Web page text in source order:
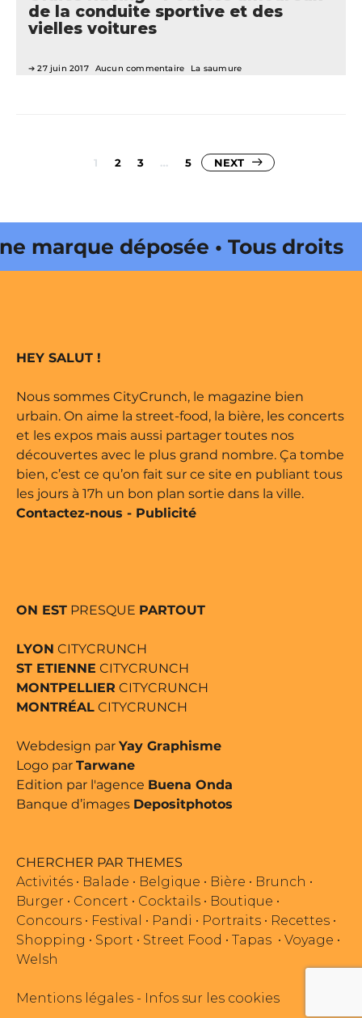
de la conduite sportive et des
vielles voitures
27 juin 2017 Aucun commentaire La saumure
Pagination
1 2 3 … 5 NEXT
déposée • Tous droits
par Buena Onda Web •
HEY SALUT !
Nous sommes CityCrunch, le magazine bien
urbain. On aime la street-food, la bière, les concerts
et les expos mais aussi partager toutes nos
découvertes avec le plus grand nombre. Ça tombe
bien, c’est ce qu’on fait sur ce site en publiant tous
les jours à 17h un bon plan sortie dans la ville.
Contactez-nous - Publicité
ON EST PRESQUE PARTOUT
LYON CITYCRUNCH
ST ETIENNE CITYCRUNCH
MONTPELLIER CITYCRUNCH
MONTRÉAL CITYCRUNCH
Webdesign par Yay Graphisme
Logo par Tarwane
Edition par l'agence Buena Onda
Banque d’images Depositphotos
CHERCHER PAR THEMES
Activités • Balade • Belgique • Bière • Brunch •
Burger • Concert • Cocktails • Boutique •
Concours • Festival • Pandi • Portraits • Recettes •
Shopping • Sport • Street Food • Tapas • Voyage •
Welsh
Mentions légales - Infos sur les cookies